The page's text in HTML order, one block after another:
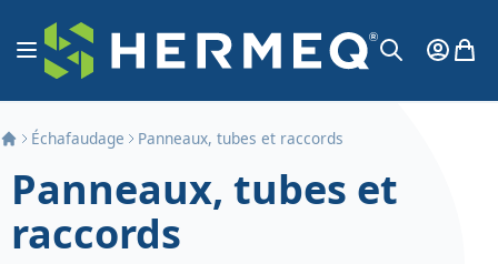
Aller au contenu
Affichage navigation
MonMon
Échafaudage Panneaux, tubes et raccords
Panneaux, tubes et
raccords